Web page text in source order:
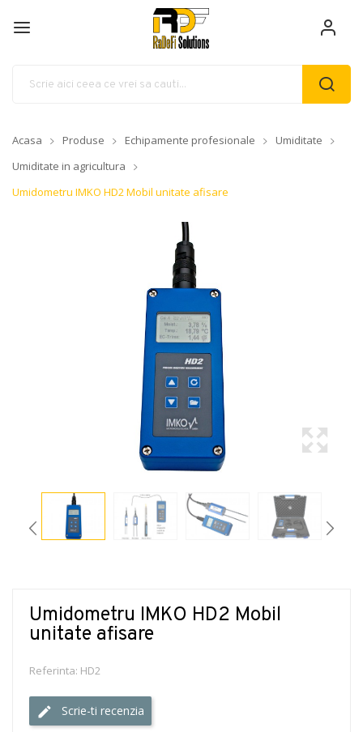
Acasa Produse Echipamente profesionale
Umiditate
Umiditate in agricultura
Umidometru IMKO HD2 Mobil unitate afisare
Umidometru IMKO HD2 Mobil
unitate afisare
Referinta: HD2
Scrie-ti recenzia